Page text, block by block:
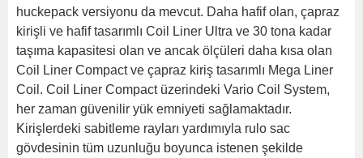
huckepack versiyonu da mevcut. Daha hafif olan, çapraz
kirişli ve hafif tasarımlı Coil Liner Ultra ve 30 tona kadar
taşıma kapasitesi olan ve ancak ölçüleri daha kısa olan
Coil Liner Compact ve çapraz kiriş tasarımlı Mega Liner
Coil. Coil Liner Compact üzerindeki Vario Coil System,
her zaman güvenilir yük emniyeti sağlamaktadır.
Kirişlerdeki sabitleme rayları yardımıyla rulo sac
gövdesinin tüm uzunluğu boyunca istenen şekilde